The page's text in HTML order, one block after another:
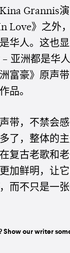
Kina Grannis
Love》之外
华人。这也
– 亚洲都是华
富豪》原声
品。
带，不禁会
了，整体的
复古老歌和老
加鲜明，让
而不只是一
Show our writer